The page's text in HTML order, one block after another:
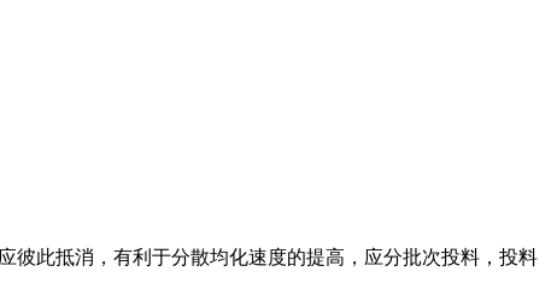
彼此抵消，有利于分散均化速度的提高，应分批次投料，投料